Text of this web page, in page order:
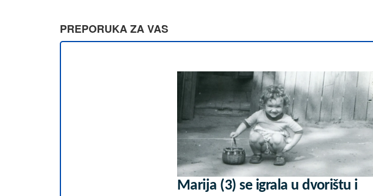
PREPORUKA ZA VAS
Marija (3) se igrala u dvorištu i